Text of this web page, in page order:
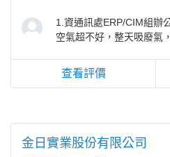
1.資通訊處ERP/CIM組辦
空氣超不好，整天吸廢氣
查看評價
金日實業股份有限公司